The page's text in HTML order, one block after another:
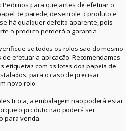
Pedimos para que antes de efetuar o
de parede, desenrole o produto e
há qualquer defeito aparente, pois
o produto perderá a garantia.
se todos os rolos são do mesmo
de efetuar a aplicação. Recomendamos
etiquetas com os lotes dos papéis de
para o caso de precisar
novo rolo.
troca, a embalagem não poderá estar
o produto não poderá ser
para venda.